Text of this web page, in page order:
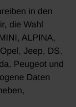
in den
die Wahl
ALPINA,
Jeep, DS,
Peugeot und
Daten